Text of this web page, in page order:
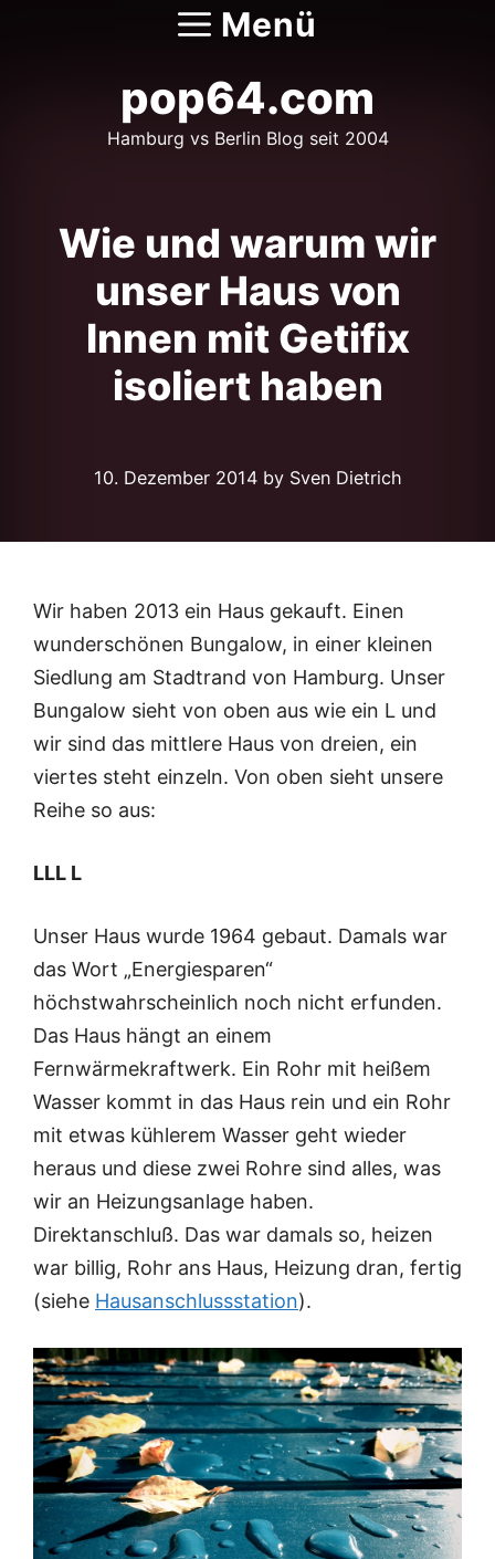
Menü
pop64.com
Hamburg vs Berlin Blog seit 2004
Wie und warum wir
unser Haus von
Innen mit Getifix
isoliert haben
10. Dezember 2014by Sven Dietrich
Wir haben 2013 ein Haus gekauft. Einen
wunderschönen Bungalow, in einer kleinen
Siedlung am Stadtrand von Hamburg. Unser
Bungalow sieht von oben aus wie ein L und
wir sind das mittlere Haus von dreien, ein
viertes steht einzeln. Von oben sieht unsere
Reihe so aus:
LLL L
Unser Haus wurde 1964 gebaut. Damals war
das Wort „Energiesparen“
höchstwahrscheinlich noch nicht erfunden.
Das Haus hängt an einem
Fernwärmekraftwerk. Ein Rohr mit heißem
Wasser kommt in das Haus rein und ein Rohr
mit etwas kühlerem Wasser geht wieder
heraus und diese zwei Rohre sind alles, was
wir an Heizungsanlage haben.
Direktanschluß. Das war damals so, heizen
war billig, Rohr ans Haus, Heizung dran, fertig
(siehe Hausanschlussstation).